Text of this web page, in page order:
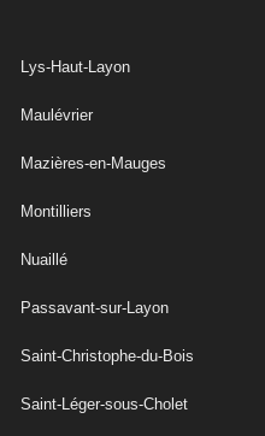
Lys-Haut-Layon
Maulévrier
Mazières-en-Mauges
Montilliers
Nuaillé
Passavant-sur-Layon
Saint-Christophe-du-Bois
Saint-Léger-sous-Cholet